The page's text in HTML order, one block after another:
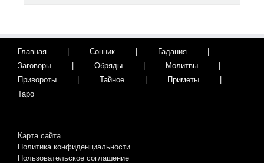
Главная Сонник
Гадания
Заговоры
Обряды
Молитвы
Привороты
Тайное
Приметы
Таро
Карта сайта
Политика конфиденциальности
Пользовательское соглашение